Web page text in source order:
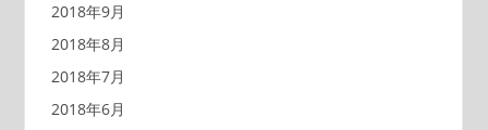
2018年9月
2018年8月
2018年7月
2018年6月